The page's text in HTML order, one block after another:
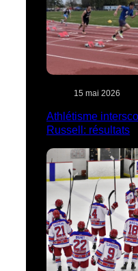
15 mai 2026
Athlétisme
Russell: résultats